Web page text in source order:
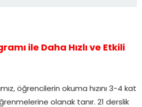
ile Daha Hızlı ve Etkili
öğrencilerin okuma hızını 3-4 kat
olanak tanır. 21 derslik